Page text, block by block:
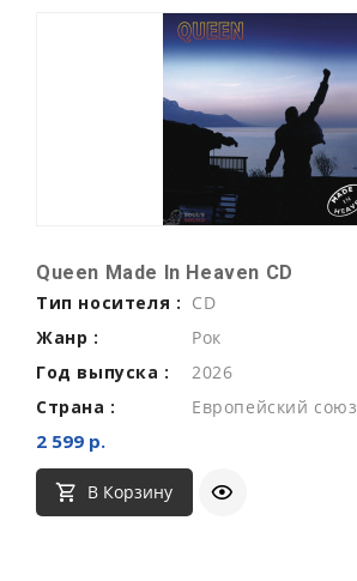
Queen Made In Heaven CD
Тип носителя : CD
Жанр :
Рок
Год выпуска :
2026
Страна :
Европейский союз
2 599 р.
В Корзину